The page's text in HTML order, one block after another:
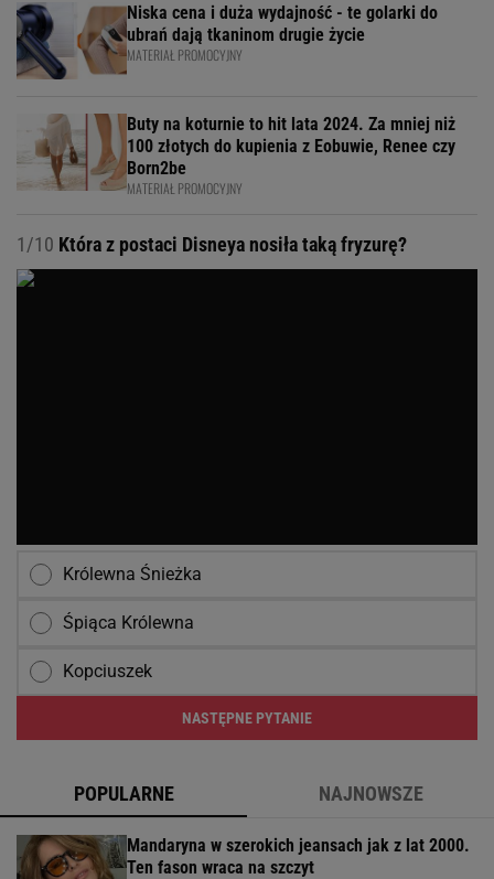
Niska cena i duża wydajność - te golarki do
ubrań dają tkaninom drugie życie
MATERIAŁ PROMOCYJNY
Buty na koturnie to hit lata 2024. Za mniej niż
100 złotych do kupienia z Eobuwie, Renee czy
Born2be
MATERIAŁ PROMOCYJNY
1/10 Która z postaci Disneya nosiła taką fryzurę?
Królewna Śnieżka
Śpiąca Królewna
Kopciuszek
NASTĘPNE PYTANIE
POPULARNE NAJNOWSZE
Mandaryna w szerokich jeansach jak z lat 2000.
Ten fason wraca na szczyt